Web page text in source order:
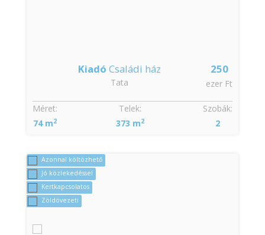
250
ezer Ft
Kiadó Családi ház
Tata
Szobák:
2
Méret:
74 m2
Telek:
373 m2
Azonnal költözhető
Jó közlekedéssel
Kertkapcsolatos
Zöldövezeti